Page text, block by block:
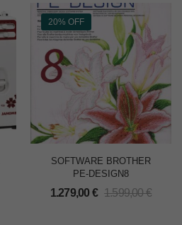
20% OFF
SOFTWARE BROTHER
PE-DESIGN8
1.279,00 € 1.599,00€